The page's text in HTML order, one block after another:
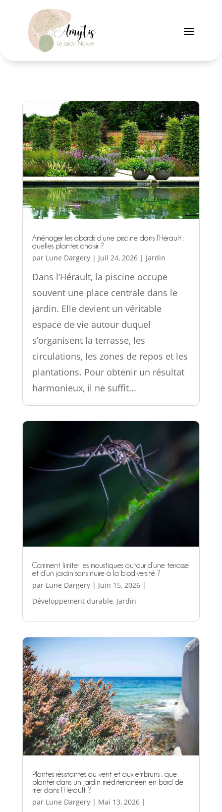
Aménager les abords d’une piscine dans l’Hérault :
quelles plantes choisir ?
par Lune Dargery| Juil 24, 2026| Jardin
Dans l’Hérault, la piscine occupe
souvent une place centrale dans le
jardin. Elle devient un véritable
espace de vie autour duquel
s’organisent la terrasse, les
circulations, les zones de repos et les
plantations. Pour obtenir un résultat
harmonieux, il ne suffit...
Comment limiter les moustiques autour d’une terrasse
et d’un jardin sans nuire à la biodiversité ?
par Lune Dargery| Juin 15, 2026|
Développement durable, Jardin
Plantes résistantes au vent et aux embruns : que
planter dans un jardin méditerranéen en bord de
mer dans l’Hérault ?
par Lune Dargery| Mai 13, 2026|